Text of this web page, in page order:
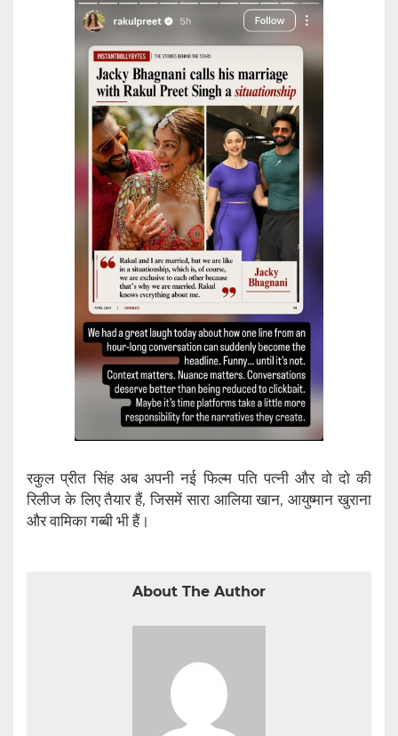
रकुल प्रीत सिंह अब अपनी नई फिल्म पति पत्नी और वो दो की
रिलीज के लिए तैयार हैं, जिसमें सारा आलिया खान, आयुष्मान खुराना
और वामिका गब्बी भी हैं।
About The Author